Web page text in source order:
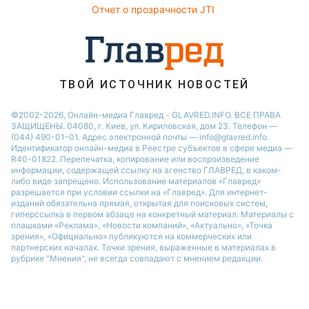
Виталий Козловский
Отчет о прозрачности JTI
ТВОЙ ИСТОЧНИК НОВОСТЕЙ
©2002-2026, Онлайн-медиа Главред - GLAVRED.INFO. ВСЕ ПРАВА
ЗАЩИЩЕНЫ. 04080, г. Киев, ул. Кириловская, дом 23. Телефон —
(044) 490-01-01. Адрес электронной почты — info@glavred.info.
Идентификатор онлайн-медиа в Реестре cубъектов в сфере медиа —
R40-01822. Перепечатка, копирование или воспроизведение
информации, содержащей ссылку на агенство ГЛАВРЕД, в каком-
либо виде запрещено. Использование материалов «Главред»
разрешается при условии ссылки на «Главред». Для интернет-
изданий обязательна прямая, открытая для поисковых систем,
гиперссылка в первом абзаце на конкретный материал. Материалы с
плашками «Реклама», «Новости компаний», «Актуально», «Точка
зрения», «Официально» публикуются на коммерческих или
партнерских началах. Точки зрения, выраженные в материалах в
рубрике "Мнения", не всегда совпадают с мнением редакции.